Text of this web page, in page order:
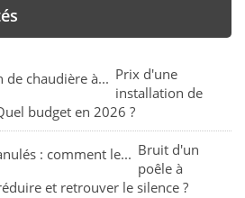
Prix d'une
installation de
budget en 2026 ?
Bruit d'un
poêle à
et retrouver le silence ?